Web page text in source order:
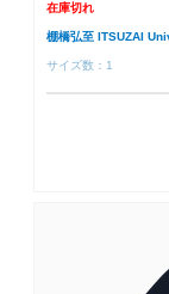
在庫切れ
棚橋弘至 ITSUZAI
サイズ数：1